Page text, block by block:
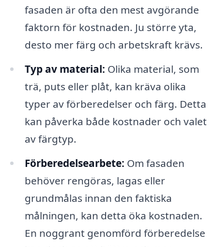
fasaden är ofta den mest avgörande
faktorn för kostnaden. Ju större yta,
desto mer färg och arbetskraft krävs.
Typ av material: Olika material, som
trä, puts eller plåt, kan kräva olika
typer av förberedelser och färg. Detta
kan påverka både kostnader och valet
av färgtyp.
Förberedelsearbete: Om fasaden
behöver rengöras, lagas eller
grundmålas innan den faktiska
målningen, kan detta öka kostnaden.
En noggrant genomförd förberedelse